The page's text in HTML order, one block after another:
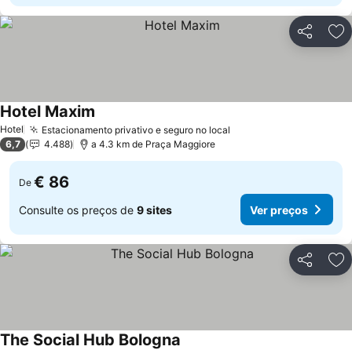
Partilhar
Hotel Estacionamento privativo e seguro no local
Hotel Maxim
6,7 4.488 a 4.3 km de Praça Maggiore
De € 86
Consulte os preços de 9 sites Ver preços
Partilhar
The Social Hub Bologna